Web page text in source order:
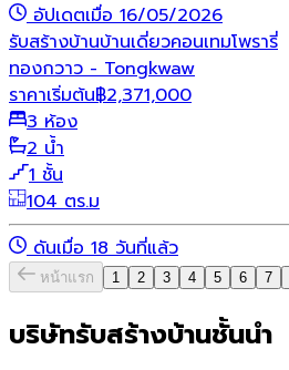
อัปเดตเมื่อ 16/05/2026
รับสร้างบ้านบ้านเดี่ยวคอนเทมโพรารี่
ทองกวาว - Tongkwaw
ราคาเริ่มต้น฿2,371,000
3 ห้อง
2 น้ำ
1 ชั้น
104 ตร.ม
ดันเมื่อ 18 วันที่แล้ว
หน้าแรก 1 2 3 4 5 6 7
บริษัทรับสร้างบ้านชั้นนำ